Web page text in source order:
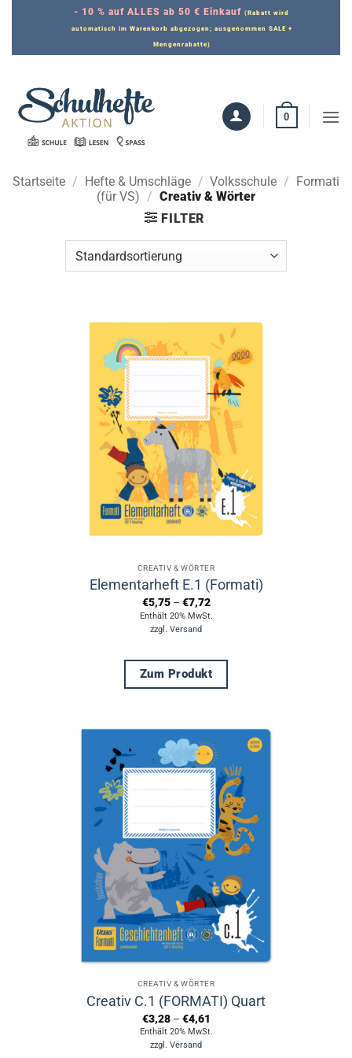
- 10 % auf ALLES ab 50 € Einkauf (Rabatt wird
automatisch im Warenkorb abgezogen; ausgenommen SALE +
Mengenrabatte)
0
Startseite / Hefte & Umschläge / Volksschule / Formati
(für VS) / Creativ & Wörter
FILTER
CREATIV & WÖRTER
Elementarheft E.1 (Formati)
€5,75 – €7,72Preisspanne:
€5,75
bis
Enthält 20% MwSt.
zzgl. Versand
Zum Produkt
weist
mehrere
Varianten
Optionen
können
auf
der
Produktseite
gewählt
werden
CREATIV & WÖRTER
Creativ C.1 (FORMATI) Quart
€3,28 – €4,61
€3,28
bis
Enthält 20% MwSt.
zzgl. Versand